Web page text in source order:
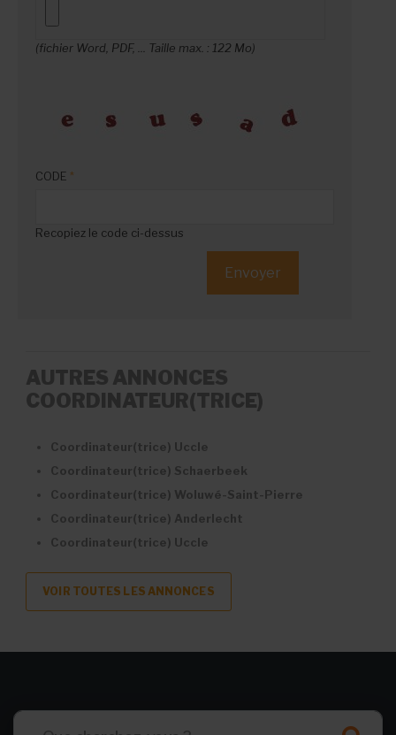
(fichier Word, PDF, ... Taille max. : 122 Mo)
CODE *
Recopiez le code ci-dessus
AUTRES ANNONCES
COORDINATEUR(TRICE)
Coordinateur(trice) Uccle
Coordinateur(trice) Schaerbeek
Coordinateur(trice) Woluwé-Saint-Pierre
Coordinateur(trice) Anderlecht
Coordinateur(trice) Uccle
VOIR TOUTES LES ANNONCES